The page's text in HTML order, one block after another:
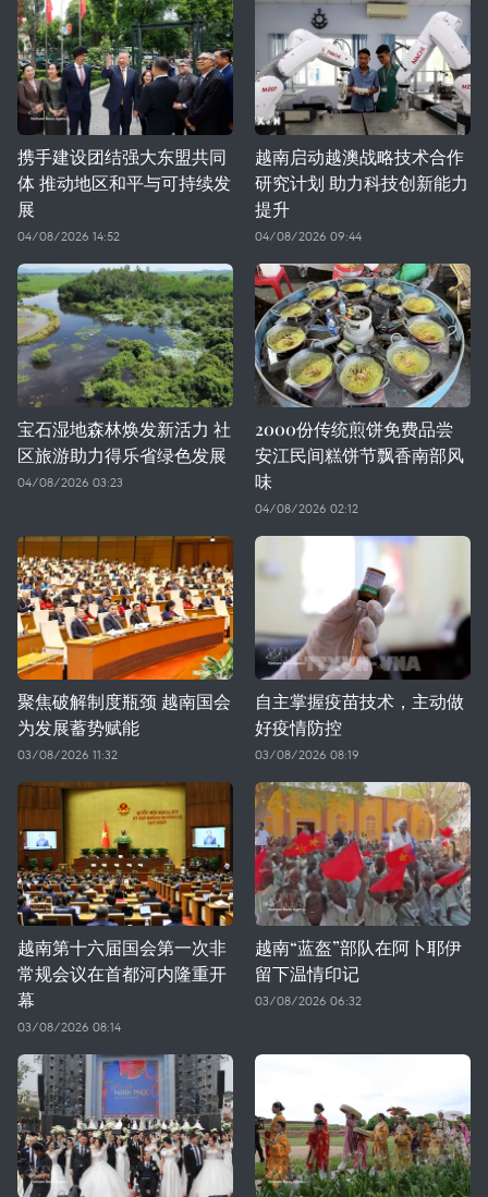
携手建设团结强大东盟共同
体 推动地区和平与可持续发
展
04/08/2026 14:52
越南启动越澳战略技术合作
研究计划 助力科技创新能力
提升
04/08/2026 09:44
宝石湿地森林焕发新活力 社
区旅游助力得乐省绿色发展
04/08/2026 03:23
2000份传统煎饼免费品尝
安江民间糕饼节飘香南部风
味
04/08/2026 02:12
聚焦破解制度瓶颈 越南国会
为发展蓄势赋能
03/08/2026 11:32
自主掌握疫苗技术，主动做
好疫情防控
03/08/2026 08:19
越南第十六届国会第一次非
常规会议在首都河内隆重开
幕
03/08/2026 08:14
越南“蓝盔”部队在阿卜耶伊
留下温情印记
03/08/2026 06:32